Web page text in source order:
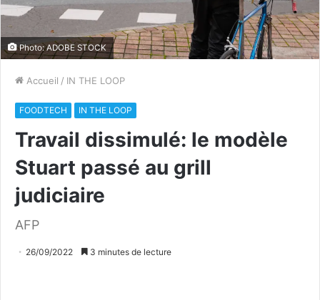
Photo: ADOBE STOCK
Accueil / IN THE LOOP
FOODTECH IN THE LOOP
Travail dissimulé: le modèle
Stuart passé au grill
judiciaire
AFP
26/09/2022 3 minutes de lecture